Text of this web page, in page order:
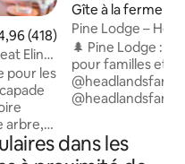
moyenne sur la
(418)
Eling
pour les
arbre,
Gîte à la ferme
Pine Lodge –
🌲 Pine Lodge :
pour familles et
@headlandsfarm ✨ Parfait pour les
les groupes
escapade paisible
dans les